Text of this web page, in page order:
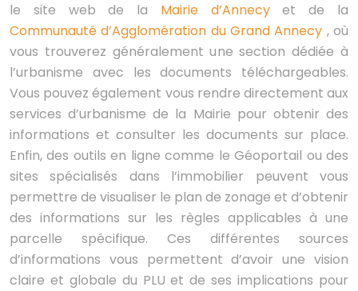
le site web de la Mairie d’Annecyet de la
Communauté d’Agglomération du Grand Annecy , où
vous trouverez généralement une section dédiée à
l’urbanisme avec les documents téléchargeables.
Vous pouvez également vous rendre directement aux
services d’urbanisme de la Mairie pour obtenir des
informations et consulter les documents sur place.
Enfin, des outils en ligne comme le Géoportail ou des
sites spécialisés dans l’immobilier peuvent vous
permettre de visualiser le plan de zonage et d’obtenir
des informations sur les règles applicables à une
parcelle spécifique. Ces différentes sources
d’informations vous permettent d’avoir une vision
claire et globale du PLU et de ses implications pour